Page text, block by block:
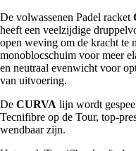
De volwassenen Padel racket
heeft een veelzijdige
open weving om de kracht te
monoblocschuim voor meer
en neutraal evenwicht voor
van uitvoering.
De CURVA lijn wordt
Tecnifibre op de Tour, top-
wendbaar zijn.